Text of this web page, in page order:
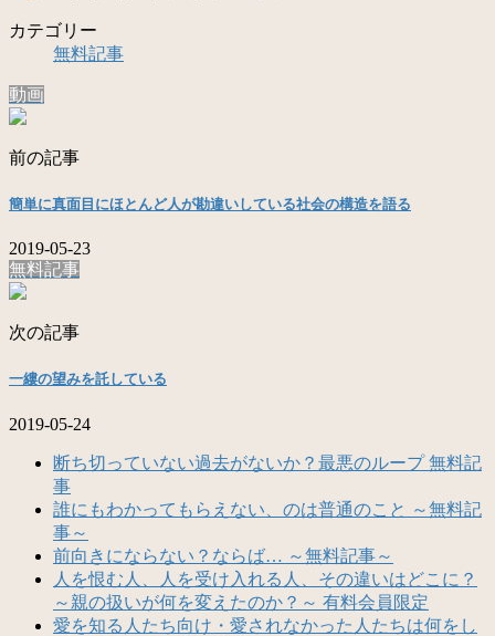
カテゴリー
無料記事
動画
前の記事
簡単に真面目にほとんど人が勘違いしている社会の構造を語る
2019-05-23
無料記事
次の記事
一縷の望みを託している
2019-05-24
断ち切っていない過去がないか？最悪のループ 無料記
事
誰にもわかってもらえない、のは普通のこと ～無料記
事～
前向きにならない？ならば… ～無料記事～
人を恨む人、人を受け入れる人、その違いはどこに？
～親の扱いが何を変えたのか？～ 有料会員限定
愛を知る人たち向け・愛されなかった人たちは何をし